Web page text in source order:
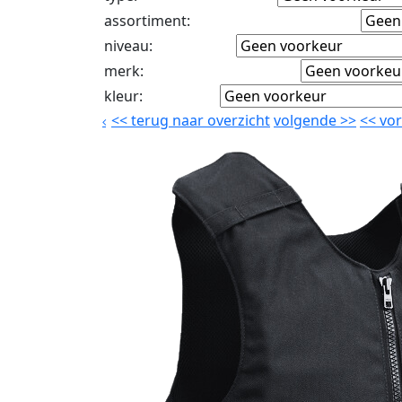
assortiment:
niveau:
merk:
kleur:
<<terug naar overzichtvolgende>><<